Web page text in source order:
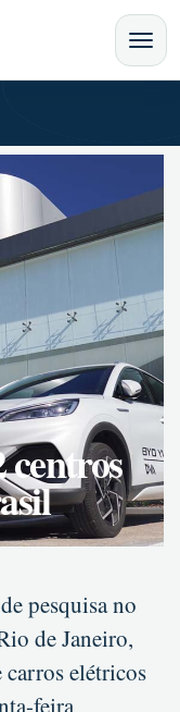
MENU
pesquisa no
de Janeiro,
elétricos
feira